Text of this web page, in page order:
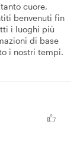
cuore,
benvenuti fin
i luoghi più
di base
i nostri tempi.